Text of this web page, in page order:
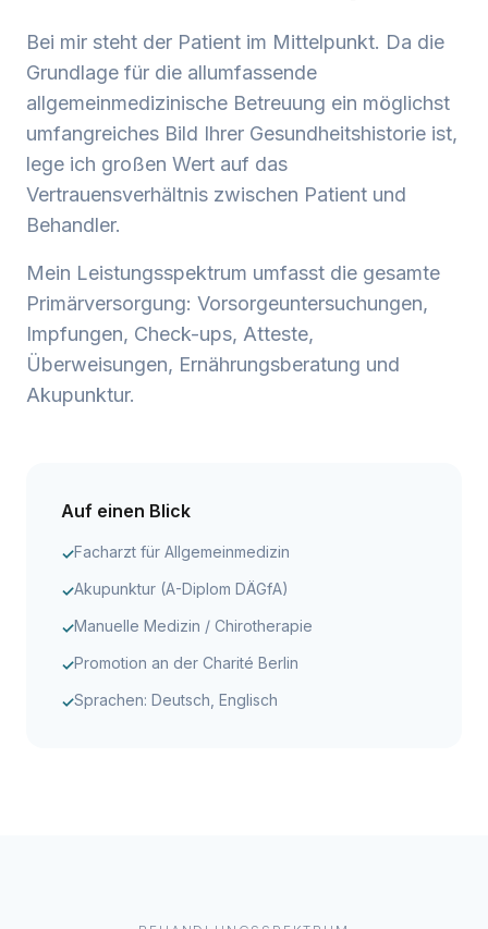
Bei mir steht der Patient im Mittelpunkt. Da die
Grundlage für die allumfassende
allgemeinmedizinische Betreuung ein möglichst
umfangreiches Bild Ihrer Gesundheitshistorie ist,
lege ich großen Wert auf das
Vertrauensverhältnis zwischen Patient und
Behandler.
Mein Leistungsspektrum umfasst die gesamte
Primärversorgung: Vorsorgeuntersuchungen,
Impfungen, Check-ups, Atteste,
Überweisungen, Ernährungsberatung und
Akupunktur.
Auf einen Blick
✓Facharzt für Allgemeinmedizin
✓Akupunktur (A-Diplom DÄGfA)
✓Manuelle Medizin / Chirotherapie
✓Promotion an der Charité Berlin
✓Sprachen: Deutsch, Englisch